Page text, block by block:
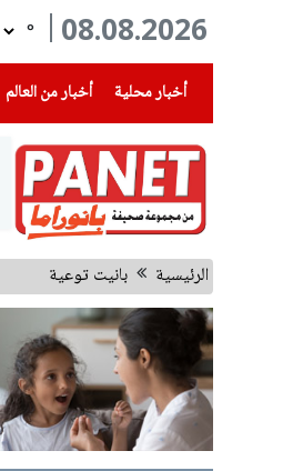
08.08.2026
°
أخبار محلية
(current) أخبار من العالم
الرئيسية بانيت توعية